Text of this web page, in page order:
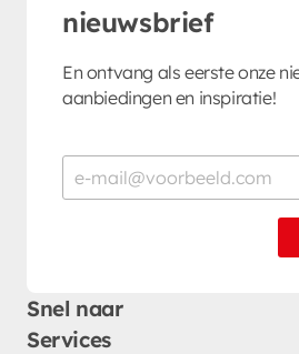
nieuwsbrief
En ontvang als eerste onze
aanbiedingen en inspiratie!
Snel naar
Services